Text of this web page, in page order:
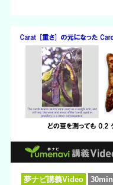
夢ナビ講義Video 30min